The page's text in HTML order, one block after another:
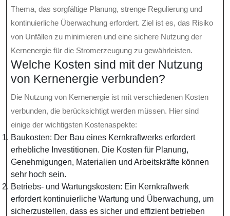
Thema, das sorgfältige Planung, strenge Regulierung und
kontinuierliche Überwachung erfordert. Ziel ist es, das Risiko
von Unfällen zu minimieren und eine sichere Nutzung der
Kernenergie für die Stromerzeugung zu gewährleisten.
Welche Kosten sind mit der Nutzung
von Kernenergie verbunden?
Die Nutzung von Kernenergie ist mit verschiedenen Kosten
verbunden, die berücksichtigt werden müssen. Hier sind
einige der wichtigsten Kostenaspekte:
Baukosten: Der Bau eines Kernkraftwerks erfordert
erhebliche Investitionen. Die Kosten für Planung,
Genehmigungen, Materialien und Arbeitskräfte können
sehr hoch sein.
Betriebs- und Wartungskosten: Ein Kernkraftwerk
erfordert kontinuierliche Wartung und Überwachung, um
sicherzustellen, dass es sicher und effizient betrieben